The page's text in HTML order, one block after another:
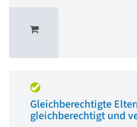
Gleichberechtigte
gleichberechtigt und